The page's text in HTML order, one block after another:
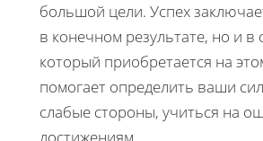
большой цели. Успех
в конечном результате, но и в
который приобретается на
помогает определить ваши
слабые стороны, учиться на